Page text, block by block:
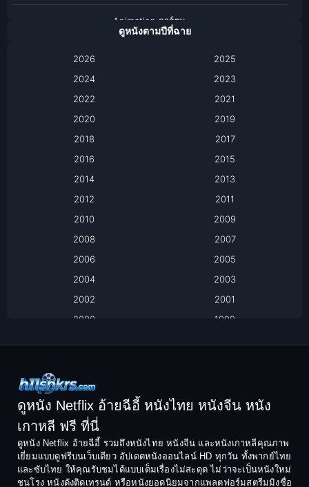
Animation การ์ตูน
Based on a True Story เรื่องจริง
Based on a True Story เรื่องจริง
Comedy ตลก
Coming-of-age ชีวิตวัยรุ่น
Crime อาชญากรรม
ดูหนังตามปีที่ฉาย
2026
2025
2024
2023
2022
2021
2020
2019
2018
2017
2016
2015
2014
2013
2012
2011
2010
2009
2008
2007
2006
2005
2004
2003
2002
2001
2000
1999
1994
1992
1991
1990
1988
1987
1986
1985
1984
1983
ดูหนัง Netflix อ้ายฉีอี้ หนังไทย หนังจีน หนัง
เกาหลี ฟรี ที่นี่
ดูหนัง Netflix อ้ายฉีอี้ รวมถึงหนังไทย หนังจีน และหนังเกาหลีคุณภาพ
เยี่ยมแบบดูฟรีบนเว็บเดียว อัปเดตหนังออนไลน์ HD ทุกวัน ทั้งพากย์ไทย
และซับไทย ให้คุณรับชมได้แบบเต็มเรื่องไม่สะดุด ไม่ว่าจะเป็นหนังใหม่
ชนโรง หนังดังติดเทรนด์ หรือหนังยอดนิยมจากแพลตฟอร์มสตรีมมิงชื่อ